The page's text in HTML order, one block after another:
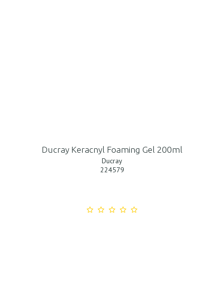
Ducray Keracnyl Foaming Gel 200ml
Ducray
224579